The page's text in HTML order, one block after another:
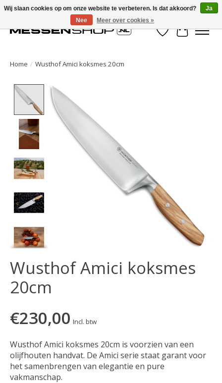
Verlanglijst
Home / Wusthof Amici koksmes 20cm
Product image slideshow Items
Wusthof Amici koksmes
20cm
€230,00 Incl. btw
Wusthof Amici koksmes 20cm is voorzien van een
olijfhouten handvat. De Amici serie staat garant voor
het samenbrengen van elegantie en pure
vakmanschap.
Wij slaan cookies op om onze website te verbeteren. Is dat akkoord?
Ja
Nee
Meer over cookies »